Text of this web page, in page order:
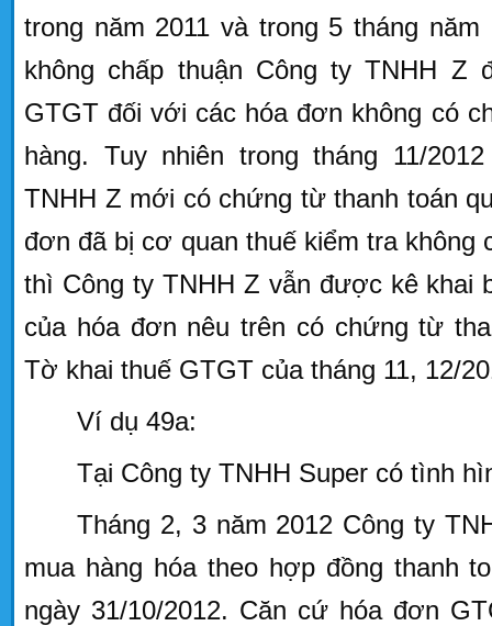
trong năm 2011 và trong 5 tháng
không chấp thuận Công ty TNHH Z
GTGT đối với các hóa đơn không có
hàng. Tuy nhiên trong tháng 11/
TNHH Z mới có chứng từ thanh toán
đơn đã bị cơ quan thuế kiểm tra không
thì Công ty TNHH Z vẫn được kê khai
của hóa đơn nêu trên có chứng từ
Tờ khai thuế GTGT của tháng 11, 12/
Ví dụ 49a:
Tại Công ty TNHH Super có tình
Tháng 2, 3 năm 2012 Công ty
mua hàng hóa theo hợp đồng thanh
ngày 31/10/2012. Căn cứ hóa đơn